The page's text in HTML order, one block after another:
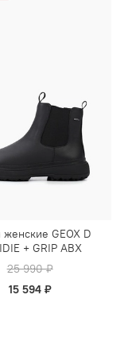
GEOX D
+ GRIP ABX
25 990 ₽
15 594 ₽